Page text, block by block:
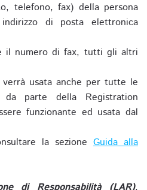
telefono, fax) della persona
di posta elettronica
il numero di fax, tutti gli altri
usata anche per tutte le
da parte della Registration
funzionante ed usata dal
la sezione Guida alla